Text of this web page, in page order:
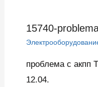
15740-
проблема с акпп
12.04.